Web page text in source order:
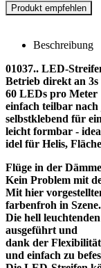
Beschreibung
01037.. LED-
Betrieb direkt an
60 LEDs pro Meter
einfach teilbar
selbstklebend für
leicht formbar -
idel für Helis,
Flüge in der
Kein Problem mit
Mit hier
farbenfroh in Szene.
Die hell
ausgeführt und
dank der
und einfach zu